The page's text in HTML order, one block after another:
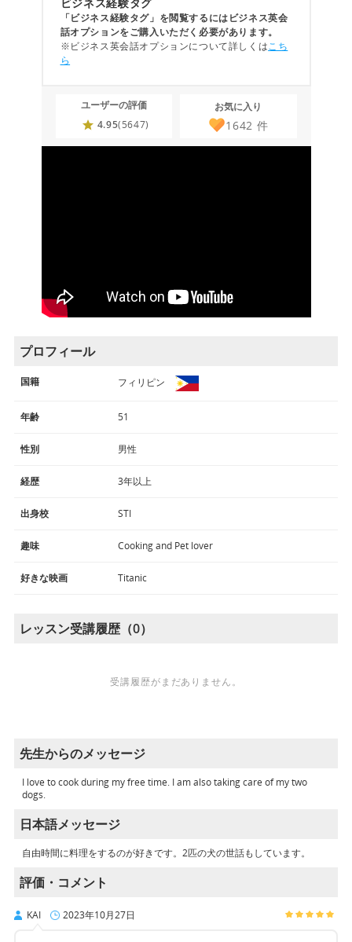
「ビジネス経験タグ」を閲覧するにはビジネス英会
話オプションをご購入いただく必要があります。
※ビジネス英会話オプションについて詳しくはこち
ら
ユーザーの評価
4.95(5647)
お気に入り
1642 件
プロフィール
国籍 フィリピン
年齢 51
性別 男性
経歴 3年以上
出身校 STI
趣味 Cooking and Pet lover
好きな映画 Titanic
レッスン受講履歴（0）
受講履歴がまだありません。
先生からのメッセージ
I love to cook during my free time. I am also taking care of my two
dogs.
日本語メッセージ
自由時間に料理をするのが好きです。2匹の犬の世話もしています。
評価・コメント
KAI 2023年10月27日